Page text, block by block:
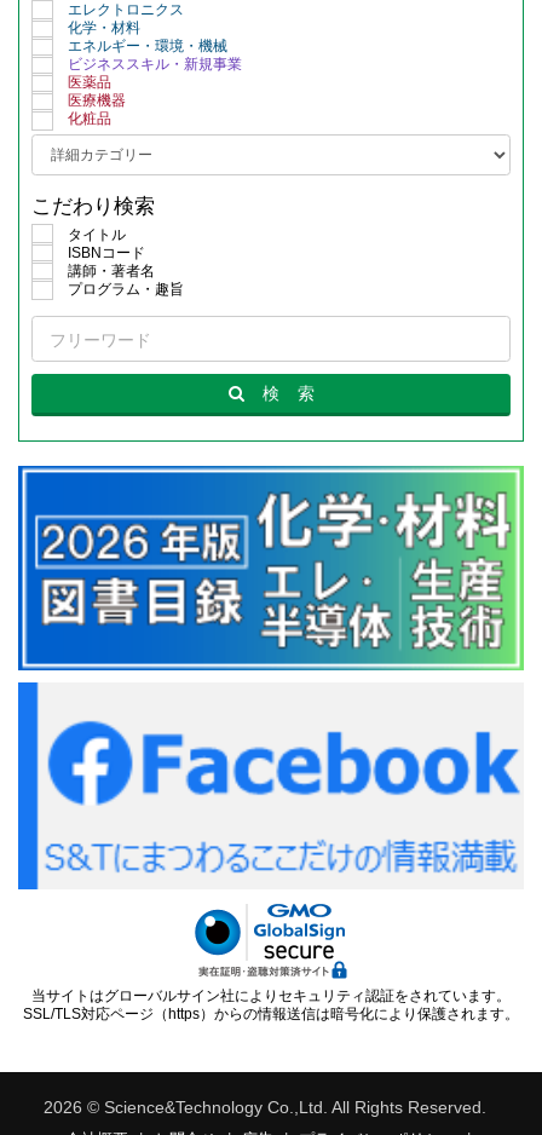
エレクトロニクス
化学・材料
エネルギー・環境・機械
ビジネススキル・新規事業
医薬品
医療機器
化粧品
こだわり検索
タイトル
ISBNコード
講師・著者名
プログラム・趣旨
検 索
当サイトはグローバルサイン社によりセキュリティ認証をされています。
SSL/TLS対応ページ（https）からの情報送信は暗号化により保護されます。
2026 © Science&Technology Co.,Ltd. All Rights Reserved.